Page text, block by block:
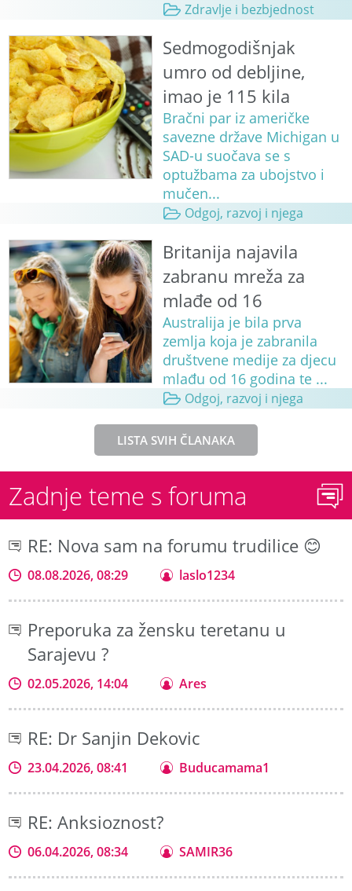
Zdravlje i bezbjednost
Sedmogodišnjak
umro od debljine,
imao je 115 kila
Bračni par iz američke
savezne države Michigan u
SAD-u suočava se s
optužbama za ubojstvo i
mučen...
Odgoj, razvoj i njega
Britanija najavila
zabranu mreža za
mlađe od 16
Australija je bila prva
zemlja koja je zabranila
društvene medije za djecu
mlađu od 16 godina te ...
Odgoj, razvoj i njega
LISTA SVIH ČLANAKA
Zadnje teme s foruma
RE: Nova sam na forumu trudilice 😊
08.08.2026, 08:29 laslo1234
Preporuka za žensku teretanu u
Sarajevu ?
02.05.2026, 14:04 Ares
RE: Dr Sanjin Dekovic
23.04.2026, 08:41 Buducamama1
RE: Anksioznost?
06.04.2026, 08:34 SAMIR36